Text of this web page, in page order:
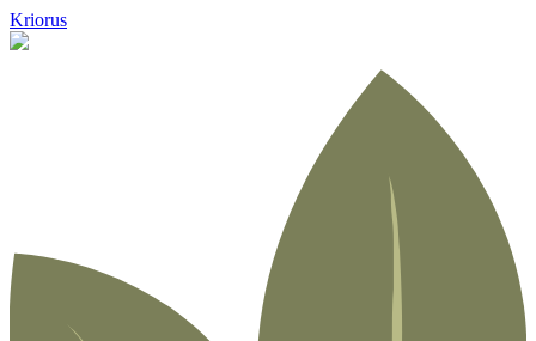
Kriorus